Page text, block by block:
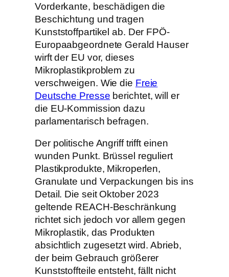
Vorderkante, beschädigen die
Beschichtung und tragen
Kunststoffpartikel ab. Der FPÖ-
Europaabgeordnete Gerald Hauser
wirft der EU vor, dieses
Mikroplastikproblem zu
verschweigen. Wie die Freie
Deutsche Presse berichtet, will er
die EU-Kommission dazu
parlamentarisch befragen.
Der politische Angriff trifft einen
wunden Punkt. Brüssel reguliert
Plastikprodukte, Mikroperlen,
Granulate und Verpackungen bis ins
Detail. Die seit Oktober 2023
geltende REACH-Beschränkung
richtet sich jedoch vor allem gegen
Mikroplastik, das Produkten
absichtlich zugesetzt wird. Abrieb,
der beim Gebrauch größerer
Kunststoffteile entsteht, fällt nicht